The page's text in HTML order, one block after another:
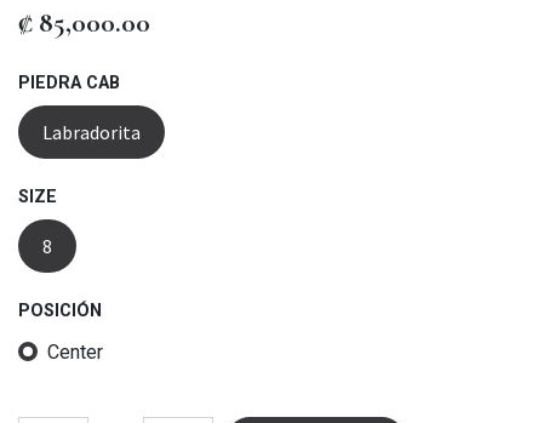
₡ 85,000.00
PIEDRA CAB
Labradorita
SIZE
8
POSICIÓN
Center